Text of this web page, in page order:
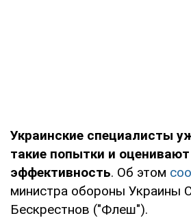
Украинские специалисты
такие попытки и
эффективность. Об этом
министра обороны Украины
Бескрестнов ("Флеш").